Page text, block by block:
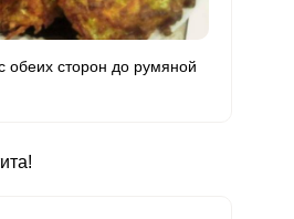
сторон до румяной